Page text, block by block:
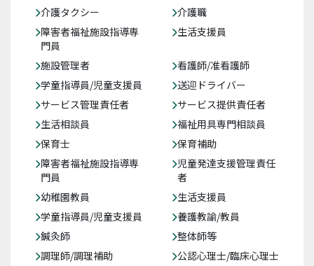
介護タクシー
介護職
障害者福祉施設指導専
門員
生活支援員
施設管理者
看護師/准看護師
学童指導員/児童支援員
送迎ドライバー
サービス管理責任者
サービス提供責任者
生活相談員
福祉用具専門相談員
保育士
保育補助
障害者福祉施設指導専
門員
児童発達支援管理責任
者
幼稚園教員
生活支援員
学童指導員/児童支援員
養護教諭/教員
鍼灸師
整体師等
調理師/調理補助
公認心理士/臨床心理士